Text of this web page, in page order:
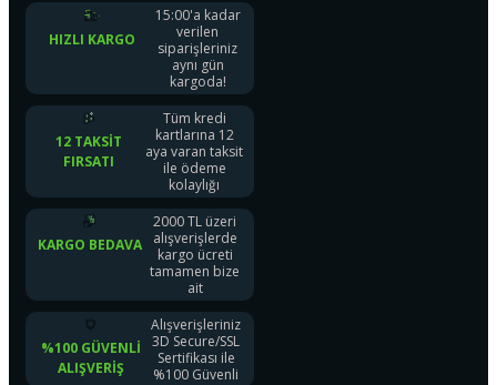
HIZLI KARGO
15:00'a kadar
verilen
siparişleriniz
aynı gün
kargoda!
12 TAKSIT
FIRSATI
Tüm kredi
kartlarına 12
aya varan taksit
ile ödeme
kolaylığı
KARGO BEDAVA
2000 TL üzeri
alışverişlerde
kargo ücreti
tamamen bize
ait
%100 GÜVENLI
ALIŞVERIŞ
Alışverişleriniz
3D Secure/SSL
Sertifikası ile
%100 Güvenli